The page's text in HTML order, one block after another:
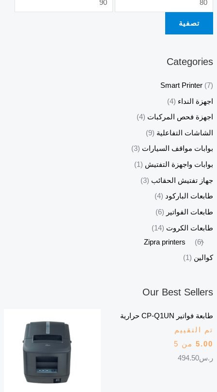
تصفية
Categories
Smart Printer (7)
اجهزة النداء (4)
اجهزة فحص المركبات (4)
الشاشات التفاعلية (9)
بوابات مواقف السيارات (3)
بوابات واجهزة التفتيش (1)
جهاز تفتيش الحقائب (3)
طابعات الباركود (4)
طابعات الفواتير (6)
طابعات الكروت (14)
Zipra printers
(6)
كوالين (1)
Our Best Sellers
طابعة فواتير CP-Q1UN حرارية
تم التقييم
5.00من 5
ر.س494.50